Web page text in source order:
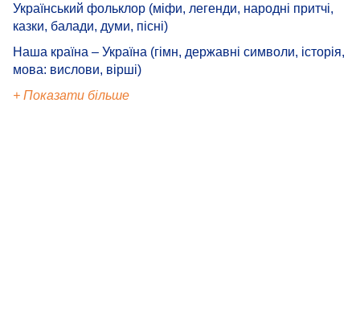
Український фольклор (міфи, легенди, народні притчі,
казки, балади, думи, пісні)
Наша країна – Україна (гімн, державні символи, історія,
мова: вислови, вірші)
+ Показати більше